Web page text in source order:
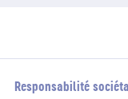
Responsabilité